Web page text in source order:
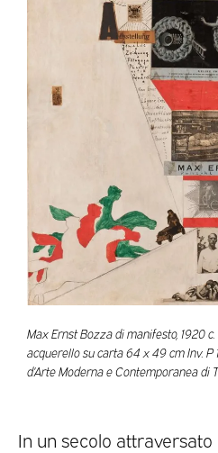
Max Ernst Bozza di manifesto, 1920
acquerello su carta 64 x 49 cm Inv. P
d’Arte Moderna e Contemporanea di
In un secolo